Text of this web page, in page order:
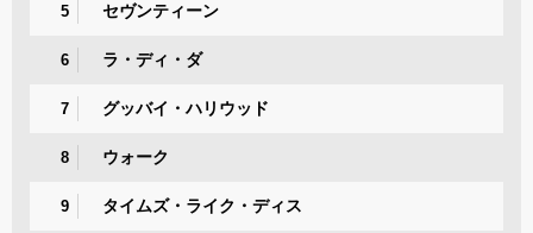
5 セヴンティーン
6 ラ・ディ・ダ
7 グッバイ・ハリウッド
8 ウォーク
9 タイムズ・ライク・ディス